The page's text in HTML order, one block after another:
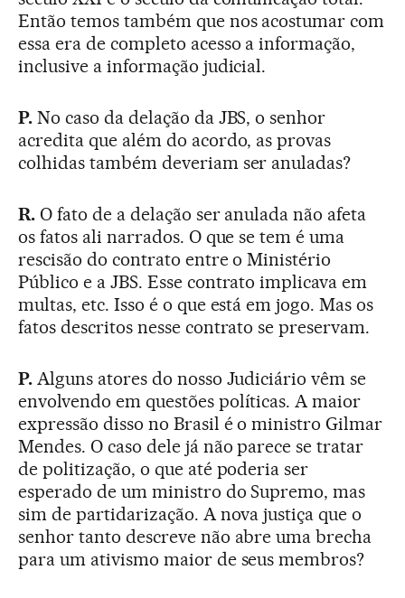
Então temos também que nos acostumar com
essa era de completo acesso a informação,
inclusive a informação judicial.
P.No caso da delação da JBS, o senhor
acredita que além do acordo, as provas
colhidas também deveriam ser anuladas?
R.O fato de a delação ser anulada não afeta
os fatos ali narrados. O que se tem é uma
rescisão do contrato entre o Ministério
Público e a JBS. Esse contrato implicava em
multas, etc. Isso é o que está em jogo. Mas os
fatos descritos nesse contrato se preservam.
P.Alguns atores do nosso Judiciário vêm se
envolvendo em questões políticas. A maior
expressão disso no Brasil é o ministro Gilmar
Mendes. O caso dele já não parece se tratar
de politização, o que até poderia ser
esperado de um ministro do Supremo, mas
sim de partidarização. A nova justiça que o
senhor tanto descreve não abre uma brecha
para um ativismo maior de seus membros?